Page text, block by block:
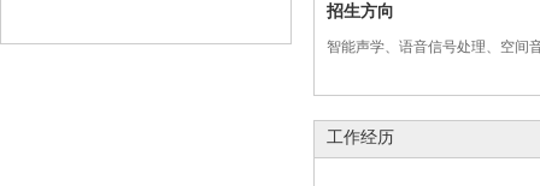
招生方向
智能声学、语音信号处理、空间
工作经历